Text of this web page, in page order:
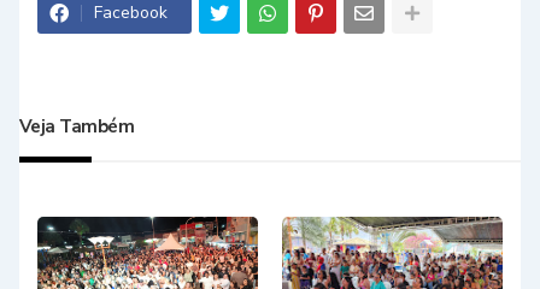
Facebook
Veja Também